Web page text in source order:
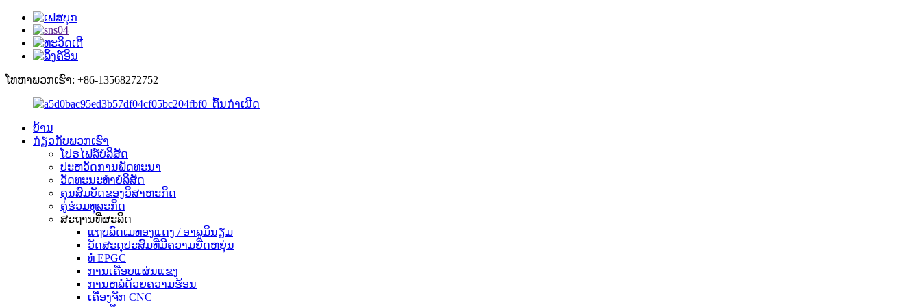
ໂທຫາພວກເຮົາ: +86-13568272752
ບ້ານ
ກ່ຽວກັບພວກເຮົາ
ໂປຣໄຟລ໌ບໍລິສັດ
ປະຫວັດການພັດທະນາ
ວັດທະນະທໍາບໍລິສັດ
ຄຸນສົມບັດຂອງວິສາຫະກິດ
ຄູ່ຮ່ວມທຸລະກິດ
ສະຖານທີ່ຜະລິດ
ແຖບລົດເມທອງແດງ / ອາລູມິນຽມ
ວັດສະດຸປະສົມທີ່ມີຄວາມຍືດຫຍຸ່ນ
ທໍ່ EPGC
ການເຄືອບແຜ່ນແຂງ
ການຫລໍ່ດ້ວຍຄວາມຮ້ອນ
ເຄື່ອງຈັກ CNC